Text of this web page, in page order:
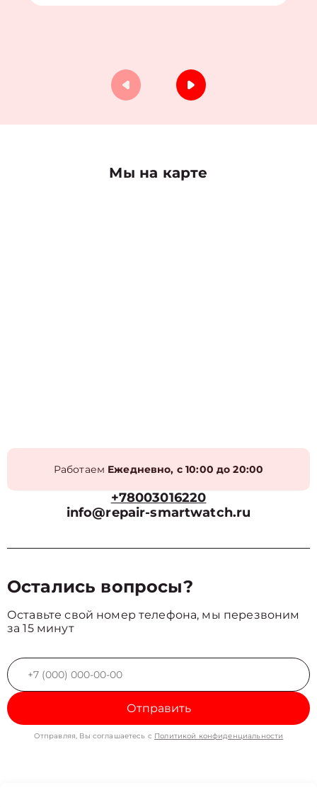
Мы на карте
Работаем Ежедневно, с 10:00 до 20:00
+78003016220
info@repair-smartwatch.ru
Остались вопросы?
Оставьте свой номер телефона, мы перезвоним
за 15 минут
Отправить
Отправляя, Вы соглашаетесь с Политикой конфиденциальности